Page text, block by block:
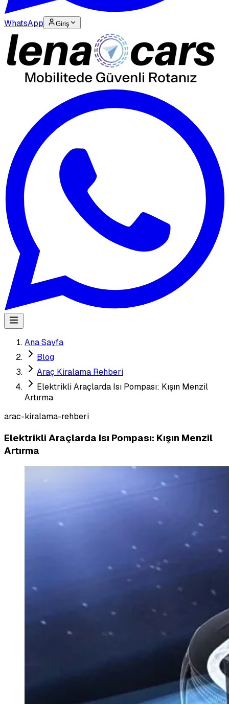
WhatsApp Giriş
Ana Sayfa
Blog
Araç Kiralama Rehberi
Elektrikli Araçlarda Isı Pompası: Kışın Menzil
Artırma
arac-kiralama-rehberi
Elektrikli Araçlarda Isı Pompası: Kışın Menzil
Artırma